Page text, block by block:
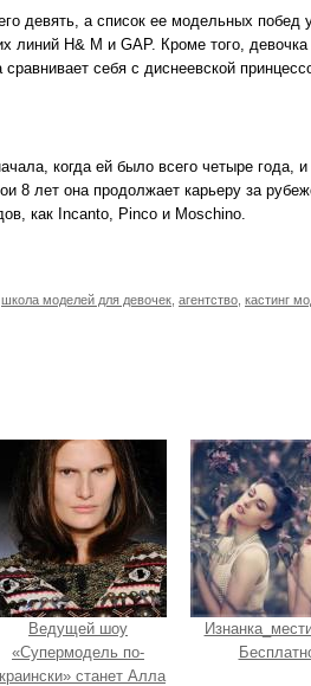
девять, а список ее модельных
линий H& M и GAP. Кроме того,
себя с диснеевской
когда ей было всего четыре года,
8 лет она продолжает карьеру за
как Incanto, Pinco и Moschino.
школа моделей для девочек агентство кастинг
Ведущей шоу
«Супермодель по-
станет Алла